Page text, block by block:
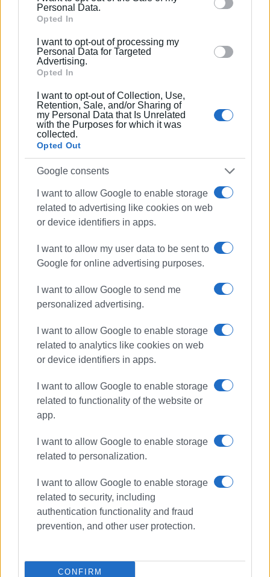
behaviour. You may click to grant or deny consent to
Google and its third-party tags to use your data for
section.
Personal Data.
Opted In
I want to opt-out of processing my
Personal Data for Targeted
Advertising.
Opted In
I want to opt-out of Collection, Use,
Retention, Sale, and/or Sharing of
my Personal Data that Is Unrelated
with the Purposes for which it was
collected.
Opted Out
Google consents
I want to allow Google to enable storage
related to advertising like cookies on web
or device identifiers in apps.
I want to allow my user data to be sent to
Google for online advertising purposes.
I want to allow Google to send me
personalized advertising.
I want to allow Google to enable storage
related to analytics like cookies on web
or device identifiers in apps.
I want to allow Google to enable storage
related to functionality of the website or
app.
I want to allow Google to enable storage
related to personalization.
I want to allow Google to enable storage
related to security, including
authentication functionality and fraud
prevention, and other user protection.
CONFIRM
Ακολουθήστε το enimerosi στοFacebook
Συνδρομητές στο e-paper
ΠΕΝΘΟΣ